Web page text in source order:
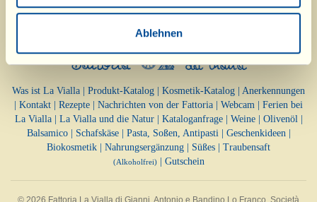
Ablehnen
Was ist La Vialla Produkt-Katalog Kosmetik-Katalog
Anerkennungen
Kontakt Rezepte Nachrichten von der Fattoria Webcam
Ferien bei
La Vialla| La Vialla und die Natur| Kataloganfrage| Weine| Olivenöl|
Balsamico| Schafskäse| Pasta, Soßen, Antipasti| Geschenkideen|
Biokosmetik
Nahrungsergänzung Süßes Traubensaft
(Alkoholfrei)| Gutschein